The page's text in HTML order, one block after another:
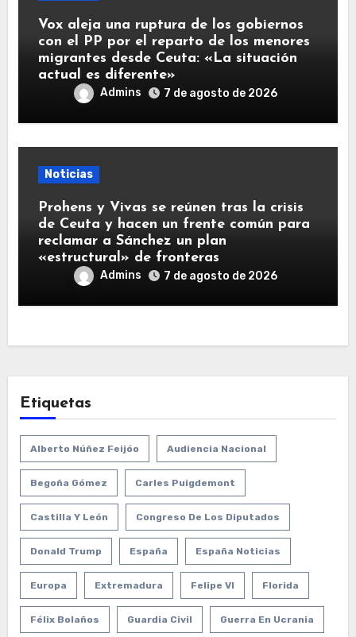
Vox aleja una ruptura de los gobiernos
con el PP por el reparto de los menores
migrantes desde Ceuta: «La situación
actual es diferente»
Admins 7 de agosto de 2026
Noticias
Prohens y Vivas se reúnen tras la crisis
de Ceuta y hacen un frente común para
reclamar a Sánchez un plan
«estructural» de fronteras
Admins 7 de agosto de 2026
Etiquetas
Alberto Núñez Feijóo Audiencia Nacional
Begoña Gómez Carles Puigdemont
Castilla Y León Congreso De Los Diputados
Donald Trump España España Noticias
Europa Extremadura Felipe VI Florida
Félix Bolaños Guardia Civil Guerra En Ucrania